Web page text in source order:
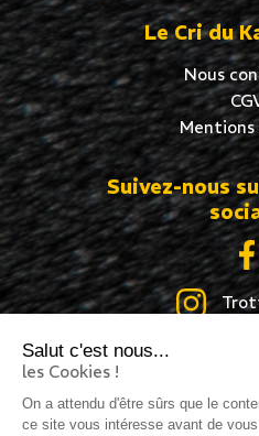
Salut c'est nous...
les Cookies !
On a attendu d'être sûrs que le
ce site vous intéresse avant de vous
Le Cri du
Nous
Mentions
Suivez-nous